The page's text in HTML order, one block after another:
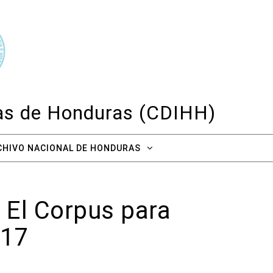
de Honduras (CDIHH)
NACIONAL DE HONDURAS
Corpus para